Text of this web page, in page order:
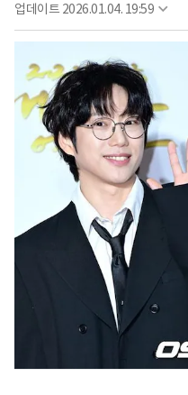
업데이트 2026.01.04. 19:59